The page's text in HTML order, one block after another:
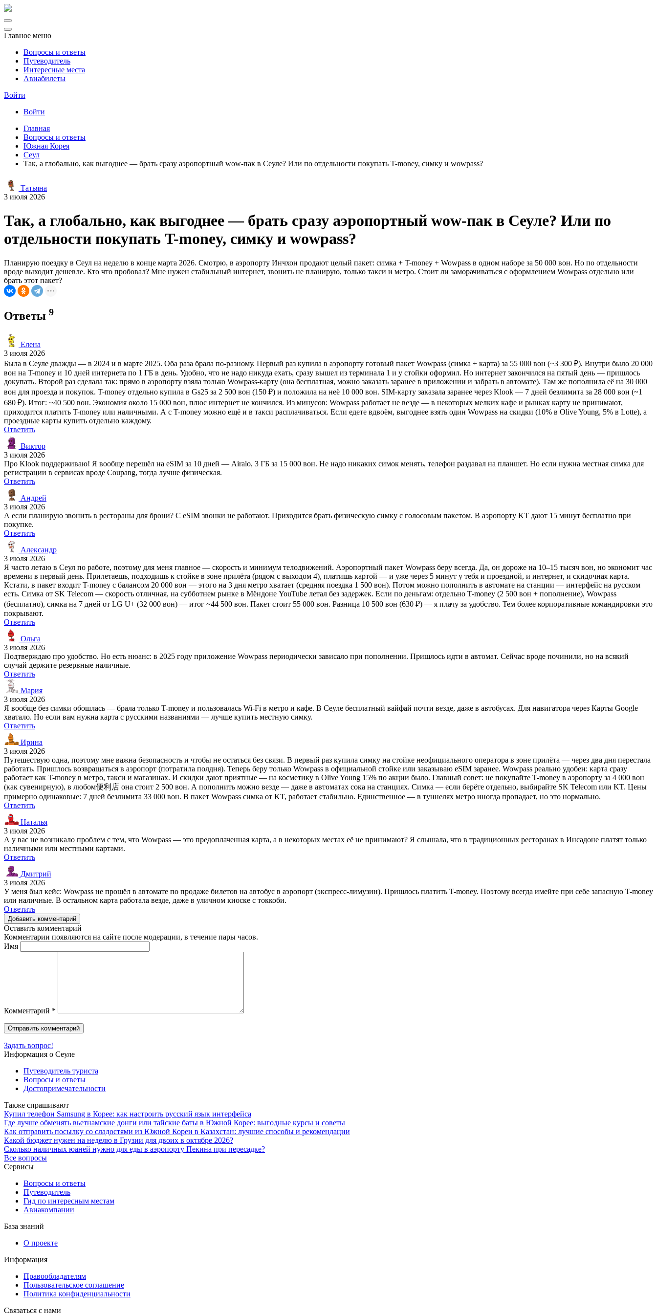
Главное меню
Вопросы и ответы
Путеводитель
Интересные места
Авиабилеты
Войти
Войти
Главная
Вопросы и ответы
Южная Корея
Сеул
Так, а глобально, как выгоднее — брать сразу аэропортный wow-пак в Сеуле? Или по отдельности покупать T-money, симку и wowpass?
Татьяна
3 июля 2026
Так, а глобально, как выгоднее — брать сразу аэропортный wow-пак в Сеуле? Или по
отдельности покупать T-money, симку и wowpass?
Планирую поездку в Сеул на неделю в конце марта 2026. Смотрю, в аэропорту Инчхон продают целый пакет: симка + T-money + Wowpass в одном наборе за 50 000 вон. Но по отдельности
вроде выходит дешевле. Кто что пробовал? Мне нужен стабильный интернет, звонить не планирую, только такси и метро. Стоит ли заморачиваться с оформлением Wowpass отдельно или
брать этот пакет?
Ответы 9
Елена
3 июля 2026
Была в Сеуле дважды — в 2024 и в марте 2025. Оба раза брала по-разному. Первый раз купила в аэропорту готовый пакет Wowpass (симка + карта) за 55 000 вон (~3 300 ₽). Внутри было 20 000
вон на T-money и 10 дней интернета по 1 ГБ в день. Удобно, что не надо никуда ехать, сразу вышел из терминала 1 и у стойки оформил. Но интернет закончился на пятый день — пришлось
докупать. Второй раз сделала так: прямо в аэропорту взяла только Wowpass-карту (она бесплатная, можно заказать заранее в приложении и забрать в автомате). Там же пополнила её на 30 000
вон для проезда и покупок. T-money отдельно купила в Gs25 за 2 500 вон (150 ₽) и положила на неё 10 000 вон. SIM-карту заказала заранее через Klook — 7 дней безлимита за 28 000 вон (~1
680 ₽). Итог: ~40 500 вон. Экономия около 15 000 вон, плюс интернет не кончился. Из минусов: Wowpass работает не везде — в некоторых мелких кафе и рынках карту не принимают,
приходится платить T-money или наличными. А с T-money можно ещё и в такси расплачиваться. Если едете вдвоём, выгоднее взять один Wowpass на скидки (10% в Olive Young, 5% в Lotte), а
проездные карты купить отдельно каждому.
Ответить
Виктор
3 июля 2026
Про Klook поддерживаю! Я вообще перешёл на eSIM за 10 дней — Airalo, 3 ГБ за 15 000 вон. Не надо никаких симок менять, телефон раздавал на планшет. Но если нужна местная симка для
регистрации в сервисах вроде Coupang, тогда лучше физическая.
Ответить
Андрей
3 июля 2026
А если планирую звонить в рестораны для брони? С eSIM звонки не работают. Приходится брать физическую симку с голосовым пакетом. В аэропорту KT дают 15 минут бесплатно при
покупке.
Ответить
Александр
3 июля 2026
Я часто летаю в Сеул по работе, поэтому для меня главное — скорость и минимум телодвижений. Аэропортный пакет Wowpass беру всегда. Да, он дороже на 10–15 тысяч вон, но экономит час
времени в первый день. Прилетаешь, подходишь к стойке в зоне прилёта (рядом с выходом 4), платишь картой — и уже через 5 минут у тебя и проездной, и интернет, и скидочная карта.
Кстати, в пакет входит T-money с балансом 20 000 вон — этого на 3 дня метро хватает (средняя поездка 1 500 вон). Потом можно пополнить в автомате на станции — интерфейс на русском
есть. Симка от SK Telecom — скорость отличная, на субботнем рынке в Мёндоне YouTube летал без задержек. Если по деньгам: отдельно T-money (2 500 вон + пополнение), Wowpass
(бесплатно), симка на 7 дней от LG U+ (32 000 вон) — итог ~44 500 вон. Пакет стоит 55 000 вон. Разница 10 500 вон (630 ₽) — я плачу за удобство. Тем более корпоративные командировки это
покрывают.
Ответить
Ольга
3 июля 2026
Подтверждаю про удобство. Но есть нюанс: в 2025 году приложение Wowpass периодически зависало при пополнении. Пришлось идти в автомат. Сейчас вроде починили, но на всякий
случай держите резервные наличные.
Ответить
Мария
3 июля 2026
Я вообще без симки обошлась — брала только T-money и пользовалась Wi-Fi в метро и кафе. В Сеуле бесплатный вайфай почти везде, даже в автобусах. Для навигатора через Карты Google
хватало. Но если вам нужна карта с русскими названиями — лучше купить местную симку.
Ответить
Ирина
3 июля 2026
Путешествую одна, поэтому мне важна безопасность и чтобы не остаться без связи. В первый раз купила симку на стойке неофициального оператора в зоне прилёта — через два дня перестала
работать. Пришлось возвращаться в аэропорт (потратила полдня). Теперь беру только Wowpass в официальной стойке или заказываю eSIM заранее. Wowpass реально удобен: карта сразу
работает как T-money в метро, такси и магазинах. И скидки дают приятные — на косметику в Olive Young 15% по акции было. Главный совет: не покупайте T-money в аэропорту за 4 000 вон
(как сувенирную), в любом便利店 она стоит 2 500 вон. А пополнить можно везде — даже в автоматах сока на станциях. Симка — если берёте отдельно, выбирайте SK Telecom или KT. Цены
примерно одинаковые: 7 дней безлимита 33 000 вон. В пакет Wowpass симка от KT, работает стабильно. Единственное — в туннелях метро иногда пропадает, но это нормально.
Ответить
Наталья
3 июля 2026
А у вас не возникало проблем с тем, что Wowpass — это предоплаченная карта, а в некоторых местах её не принимают? Я слышала, что в традиционных ресторанах в Инсадоне платят только
наличными или местными картами.
Ответить
Дмитрий
3 июля 2026
У меня был кейс: Wowpass не прошёл в автомате по продаже билетов на автобус в аэропорт (экспресс-лимузин). Пришлось платить T-money. Поэтому всегда имейте при себе запасную T-money
или наличные. В остальном карта работала везде, даже в уличном киоске с токкоби.
Ответить
Добавить комментарий
Оставить комментарий
Комментарии появляются на сайте после модерации, в течение пары часов.
Имя
Комментарий *
Задать вопрос!
Информация о Сеуле
Путеводитель туриста
Вопросы и ответы
Достопримечательности
Также спрашивают
Купил телефон Samsung в Корее: как настроить русский язык интерфейса
Где лучше обменять вьетнамские донги или тайские баты в Южной Корее: выгодные курсы и советы
Как отправить посылку со сладостями из Южной Кореи в Казахстан: лучшие способы и рекомендации
Какой бюджет нужен на неделю в Грузии для двоих в октябре 2026?
Сколько наличных юаней нужно для еды в аэропорту Пекина при пересадке?
Все вопросы
Сервисы
Вопросы и ответы
Путеводитель
Гид по интересным местам
Авиакомпании
База знаний
О проекте
Информация
Правообладателям
Пользовательское соглашение
Политика конфиденциальности
Связаться с нами